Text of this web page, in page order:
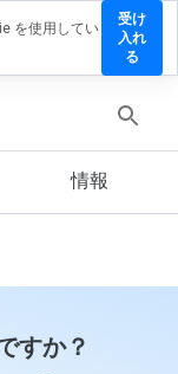
情報
すか？
を使用してい
受け
入れ
る